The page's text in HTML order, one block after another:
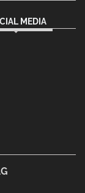
MEDIA